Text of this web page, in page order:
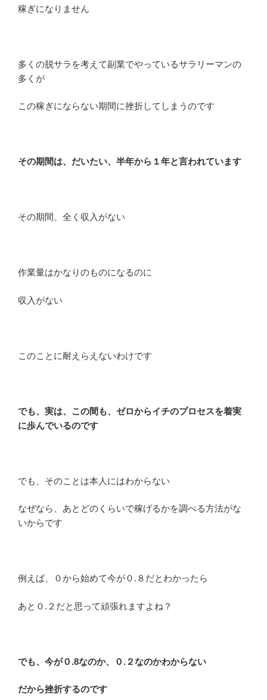
稼ぎになりません
多くの脱サラを考えて副業でやっているサラリーマンの
多くが
この稼ぎにならない期間に挫折してしまうのです
その期間は、だいたい、半年から１年と言われています
その期間、全く収入がない
作業量はかなりのものになるのに
収入がない
このことに耐えらえないわけです
でも、実は、この間も、ゼロからイチのプロセスを着実
に歩んでいるのです
でも、そのことは本人にはわからない
なぜなら、あとどのくらいで稼げるかを調べる方法がな
いからです
例えば、０から始めて今が０.８だとわかったら
あと０.２だと思って頑張れますよね？
でも、今が０.8なのか、０.２なのかわからない
だから挫折するのです